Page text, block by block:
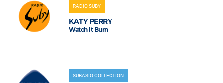
RADIO SUBY
KATY PERRY
Watch It Burn
SUBASIO COLLECTION